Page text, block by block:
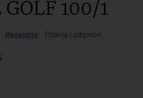
100/1
Recenzije Pitanja i odgovori